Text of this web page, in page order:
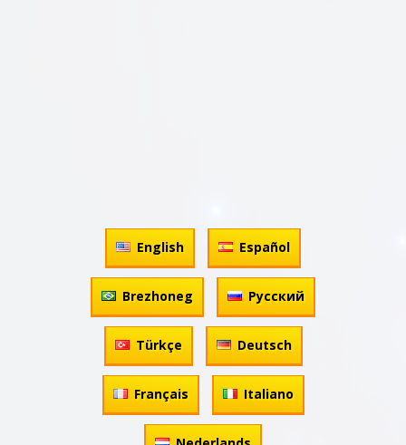
English Español
Brezhoneg Русский
Türkçe Deutsch
Français Italiano